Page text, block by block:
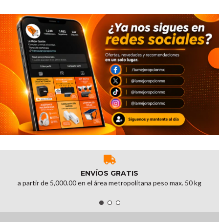
ENVÍOS GRATIS
a partir de 5,000.00 en el área metropolitana peso max. 50 kg